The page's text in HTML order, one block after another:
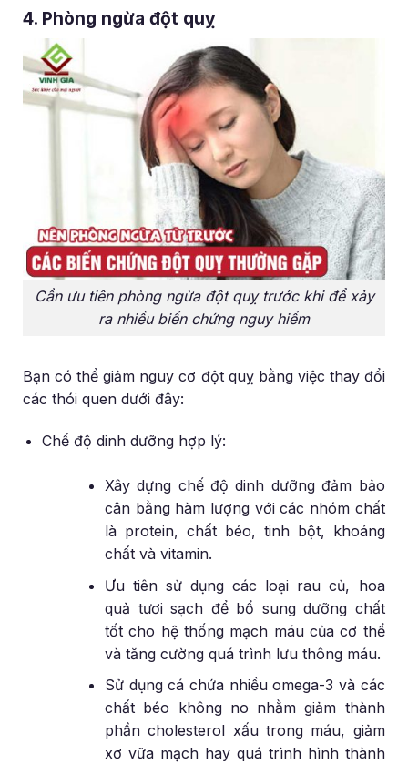
4. Phòng ngừa đột quỵ
Cần ưu tiên phòng ngừa đột quỵ trước khi để xảy
ra nhiều biến chứng nguy hiểm
Bạn có thể giảm nguy cơ đột quỵ bằng việc thay đổi
các thói quen dưới đây:
Chế độ dinh dưỡng hợp lý:
Xây dựng chế độ dinh dưỡng đảm bảo
cân bằng hàm lượng với các nhóm chất
là protein, chất béo, tinh bột, khoáng
chất và vitamin.
Ưu tiên sử dụng các loại rau củ, hoa
quả tươi sạch để bổ sung dưỡng chất
tốt cho hệ thống mạch máu của cơ thể
và tăng cường quá trình lưu thông máu.
Sử dụng cá chứa nhiều omega-3 và các
chất béo không no nhằm giảm thành
phần cholesterol xấu trong máu, giảm
xơ vữa mạch hay quá trình hình thành